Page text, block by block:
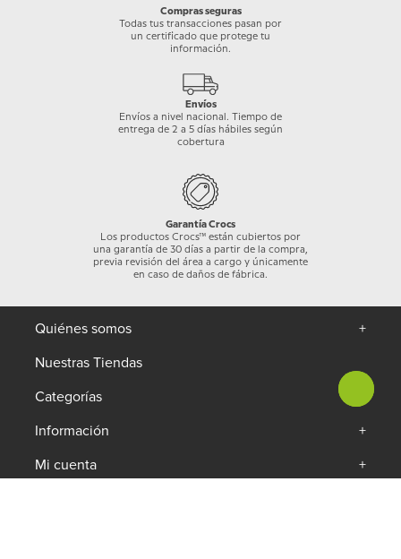
Compras seguras
Todas tus transacciones pasan por
un certificado que protege tu
información.
Envíos
Envíos a nivel nacional. Tiempo de
entrega de 2 a 5 días hábiles según
cobertura
Garantía Crocs
Los productos Crocs™ están cubiertos por
una garantía de 30 días a partir de la compra,
previa revisión del área a cargo y únicamente
en caso de daños de fábrica.
Quiénes somos
+
Nuestras Tiendas
Categorías
Información
+
Mi cuenta
+